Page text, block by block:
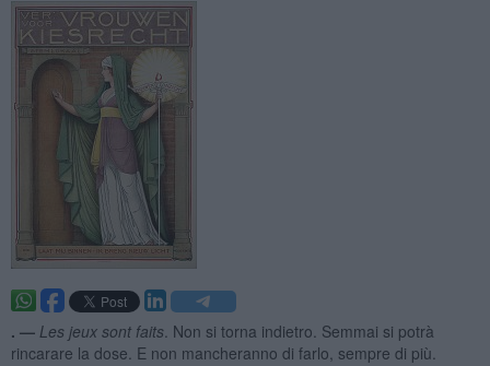
. — Les jeux sont faits. Non si torna indietro. Semmai si potrà
rincarare la dose. E non mancheranno di farlo, sempre di più.